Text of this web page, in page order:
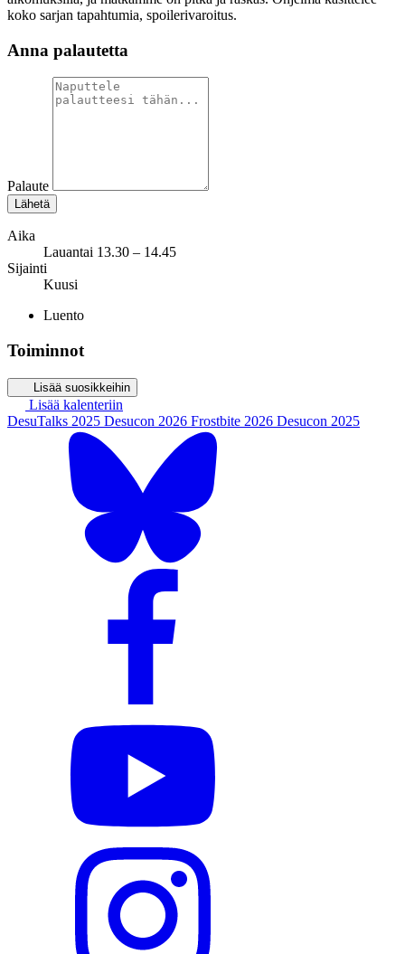
koko sarjan tapahtumia, spoilerivaroitus.
Anna palautetta
Palaute
Lähetä
Aika
Lauantai 13.30 – 14.45
Sijainti
Kuusi
Luento
Toiminnot
Lisää suosikkeihin
Lisää kalenteriin
DesuTalks 2025 Desucon 2026 Frostbite 2026 Desucon 2025